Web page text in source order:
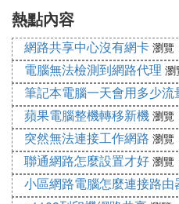
五、輔助：
1、蔡文姬——花朝如約
2、大喬——白鶴梁神女
3、牛魔——奔雷神使
4、孫臏——天狼
5、張飛——琥珀
6、莊周——高山流水
七周年免費皮膚領取方法
免費皮膚一：鬼穀子五穀
1、這是王者榮耀七周年
熱點內容
網路共享中心沒有網卡 瀏覽
電腦無法檢測到網路代理 瀏
筆記本電腦一天會用多少流
蘋果電腦整機轉移新機 瀏覽
突然無法連接工作網路 瀏覽
聯通網路怎麼設置才好 瀏覽
小區網路電腦怎麼連接路由